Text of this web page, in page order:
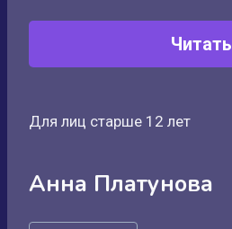
Читать
Для лиц старше 12 лет
Анна Платунова